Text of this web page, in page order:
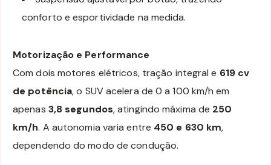
conforto e esportividade na medida.
Motorização e Performance
Com dois motores elétricos, tração integral e 619 cv
de potência, o SUV acelera de 0 a 100 km/h em
apenas 3,8 segundos, atingindo máxima de 250
km/h. A autonomia varia entre 450 e 630 km,
dependendo do modo de condução.